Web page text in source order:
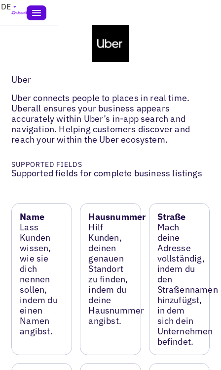
DE
Uber
Uber connects people to places in real time.
Uberall ensures your business appears
accurately within Uber’s in-app search and
navigation. Helping customers discover and
reach your within the Uber ecosystem.
SUPPORTED FIELDS
Supported fields for complete business listings
Name
Lass
Kunden
wissen,
wie sie
dich
nennen
sollen,
indem du
einen
Namen
angibst.
Hausnummer
Hilf
Kunden,
deinen
genauen
Standort
zu finden,
indem du
deine
Hausnummer
angibst.
Straße
Mach
deine
Adresse
vollständig,
indem du
den
Straßennamen
hinzufügst,
in dem
sich dein
Unternehmen
befindet.